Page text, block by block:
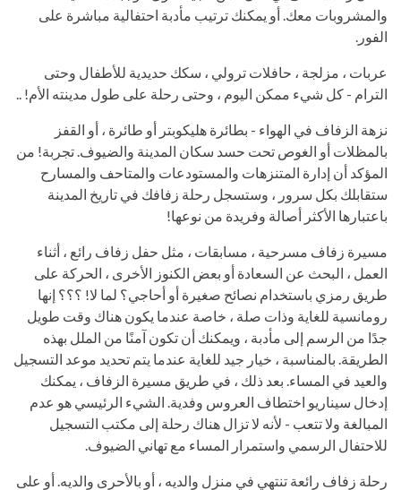
والمشروبات معك. أو يمكنك ترتيب مأدبة احتفالية مباشرة على
الفور.
عربات ، مزلجة ، حافلات ترولي ، سكك حديدية للأطفال وحتى
الترام - كل شيء ممكن اليوم ، وحتى رحلة على طول مدينته الأم! ..
نزهة الزفاف في الهواء - بطائرة هليكوبتر أو طائرة ، أو القفز
بالمظلات أو الغوص تحت حسد سكان المدينة والضيوف. تجربة! من
المؤكد أن إدارة المتنزهات والمستودعات والمتاحف والمسارح
ستقابلك بكل سرور ، وستسجل رحلة زفافك في تاريخ المدينة
باعتبارها الأكثر أصالة وفريدة من نوعها!
مسيرة زفاف مسرحية ، مسابقات ، مثل حفل زفاف رائع ، أثناء
العمل ، البحث عن السعادة أو بعض الكنوز الأخرى ، الحركة على
طريق رمزي باستخدام نصائح صغيرة أو أحاجي؟ لما لا! ؟؟؟ إنها
رومانسية للغاية وذات صلة ، خاصة عندما يكون هناك وقت طويل
جدًا من الرسم إلى مأدبة ، ويمكنك أن تكون آمنًا من الملل بهذه
الطريقة. بالمناسبة ، خيار جيد للغاية عندما يتم تحديد موعد التسجيل
والعيد في المساء. بعد ذلك ، في طريق مسيرة الزفاف ، يمكنك
إدخال سيناريو اختطاف العروس وفدية. الشيء الرئيسي هو عدم
المبالغة ولا تتعب - لأنه لا تزال هناك رحلة إلى مكتب التسجيل
للاحتفال الرسمي واستمرار المساء مع تهاني الضيوف.
رحلة زفاف رائعة تنتهي في منزل والديه ، أو بالأحرى والديه. أو على